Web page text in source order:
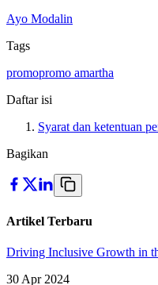
Ayo Modalin
Tags
promopromo amartha
Daftar isi
Syarat dan ketentuan
Bagikan
Artikel Terbaru
Driving Inclusive Growth in
30 Apr 2024